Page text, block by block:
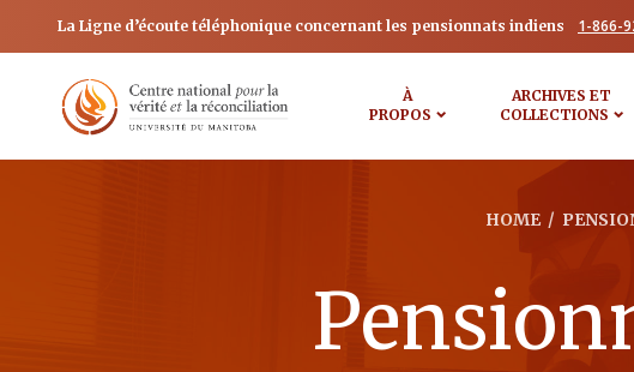
La Ligne d’écoute téléphonique concernant les pensionnats indiens 1-866-
À
PROPOS
ARCHIVES ET
COLLECTIONS
HOME /